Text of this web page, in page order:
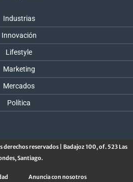
Industrias
Innovación
Lifestyle
Marketing
Mercados
Política
reservados | Badajoz 100, of. 523 Las
Santiago.
Anuncia con nosotros